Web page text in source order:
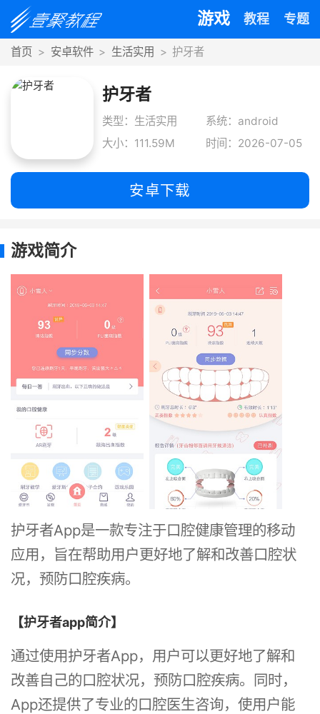
游戏 教程 专题
首页 安卓软件 生活实用 护牙者
护牙者
类型：生活实用
系统：android
大小：111.59M
时间：2026-07-05
安卓下载
游戏简介
护牙者App是一款专注于口腔健康管理的移动
应用，旨在帮助用户更好地了解和改善口腔状
况，预防口腔疾病。
【护牙者app简介】
通过使用护牙者App，用户可以更好地了解和
改善自己的口腔状况，预防口腔疾病。同时，
App还提供了专业的口腔医生咨询，使用户能